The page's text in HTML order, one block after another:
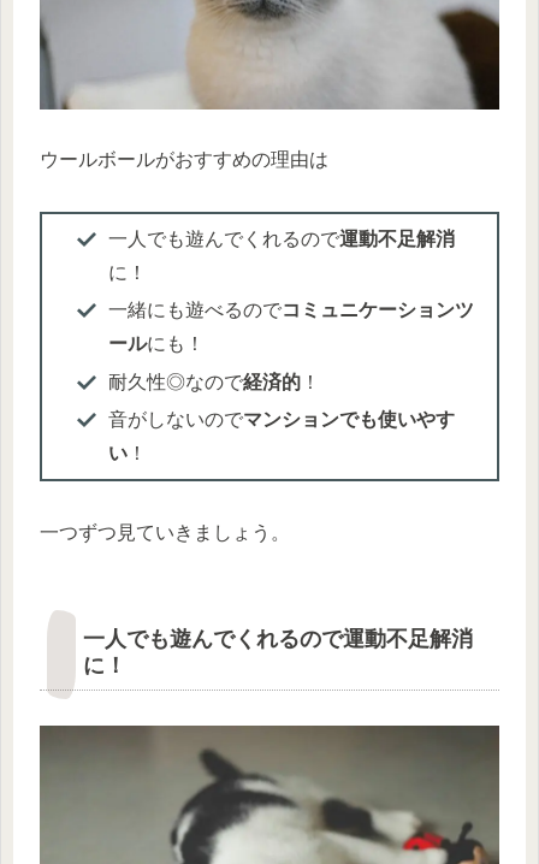
ウールボールがおすすめの理由は
一人でも遊んでくれるので運動不足解消
に！
一緒にも遊べるのでコミュニケーションツ
ールにも！
耐久性◎なので経済的！
音がしないのでマンションでも使いやす
い！
一つずつ見ていきましょう。
一人でも遊んでくれるので運動不足解消
に！